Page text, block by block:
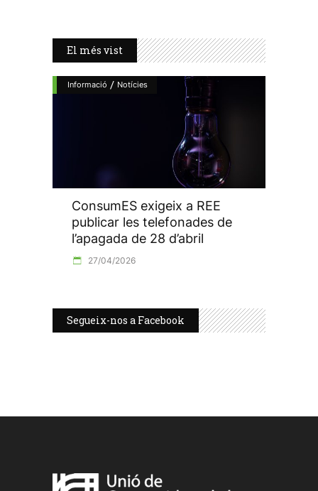
El més vist
Informació / Notícies
ConsumES exigeix a REE
publicar les telefonades de
l’apagada de 28 d’abril
27/04/2026
Segueix-nos a Facebook